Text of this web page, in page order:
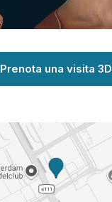
Prenota una visita 3D